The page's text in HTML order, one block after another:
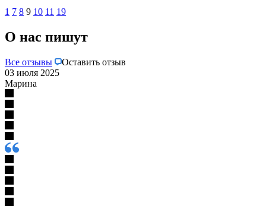
1 7 8 9 10 11 19
О нас пишут
Все отзывы
Оставить отзыв
03 июля 2025
Марина